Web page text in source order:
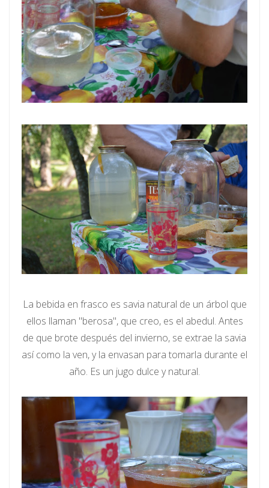
La bebida en frasco es savia natural de un árbol que
ellos llaman "berosa", que creo, es el abedul. Antes
de que brote después del invierno, se extrae la savia
así como la ven, y la envasan para tomarla durante el
año. Es un jugo dulce y natural.